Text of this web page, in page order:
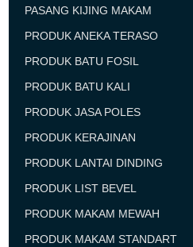
PASANG KIJING MAKAM
PRODUK ANEKA TERASO
PRODUK BATU FOSIL
PRODUK BATU KALI
PRODUK JASA POLES
PRODUK KERAJINAN
PRODUK LANTAI DINDING
PRODUK LIST BEVEL
PRODUK MAKAM MEWAH
PRODUK MAKAM STANDART